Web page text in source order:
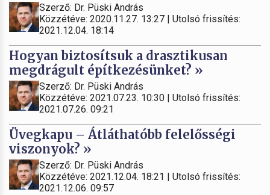
Szerző: Dr. Püski András
Közzétéve: 2020.11.27. 13:27 | Utolsó frissítés:
2021.12.04. 18:14
Hogyan biztosítsuk a drasztikusan
megdrágult építkezésünket? »
Szerző: Dr. Püski András
Közzétéve: 2021.07.23. 10:30 | Utolsó frissítés:
2021.07.26. 09:21
Üvegkapu – Átláthatóbb felelősségi
viszonyok? »
Szerző: Dr. Püski András
Közzétéve: 2021.12.04. 18:21 | Utolsó frissítés:
2021.12.06. 09:57